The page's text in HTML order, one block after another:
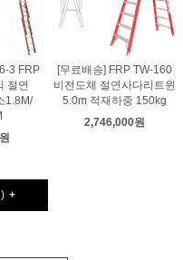
3 FRP
절연
1.8M/
[무료배송] FRP TW-160
비전도체 절연사다리트윈
5.0m 적재하중 150kg
2,746,000원
)+